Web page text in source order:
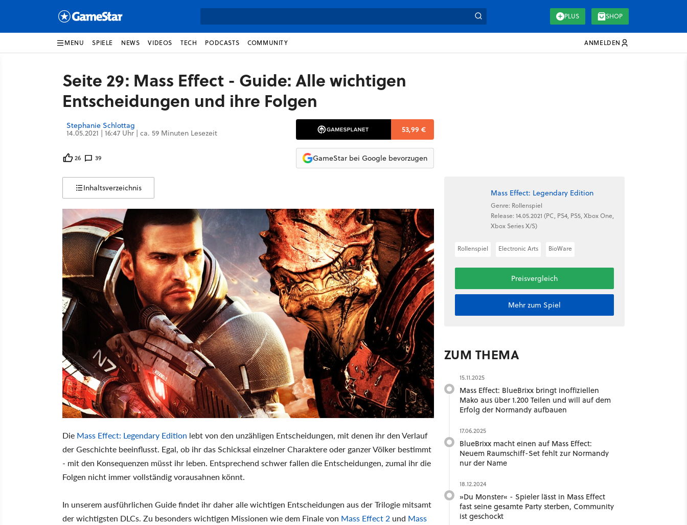
PLUS SHOP
MENU SPIELE NEWS VIDEOS TECH PODCASTS COMMUNITY ANMELDEN
Seite 29: Mass Effect - Guide: Alle wichtigen
Entscheidungen und ihre Folgen
Stephanie Schlottag
14.05.2021 | 16:47 Uhr | ca. 59 Minuten Lesezeit
26 39
53,99 €
GameStar bei Google bevorzugen
Inhaltsverzeichnis
Die Mass Effect: Legendary Edition lebt von den unzähligen Entscheidungen, mit denen ihr den Verlauf
der Geschichte beeinflusst. Egal, ob ihr das Schicksal einzelner Charaktere oder ganzer Völker bestimmt
- mit den Konsequenzen müsst ihr leben. Entsprechend schwer fallen die Entscheidungen, zumal ihr die
Folgen nicht immer vollständig vorausahnen könnt.
In unserem ausführlichen Guide findet ihr daher alle wichtigen Entscheidungen aus der Trilogie mitsamt
der wichtigsten DLCs. Zu besonders wichtigen Missionen wie dem Finale von Mass Effect 2 und Mass
Mass Effect: Legendary Edition
Genre: Rollenspiel
Release: 14.05.2021 (PC, PS4, PS5, Xbox One,
Xbox Series X/S)
Rollenspiel Electronic Arts BioWare
Preisvergleich
Mehr zum Spiel
ZUM THEMA
15.11.2025
Mass Effect: BlueBrixx bringt inoffiziellen
Mako aus über 1.200 Teilen und will auf dem
Erfolg der Normandy aufbauen
17.06.2025
BlueBrixx macht einen auf Mass Effect:
Neuem Raumschiff-Set fehlt zur Normandy
nur der Name
18.12.2024
»Du Monster« - Spieler lässt in Mass Effect
fast seine gesamte Party sterben, Community
ist geschockt